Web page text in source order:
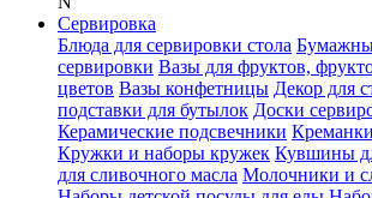
Сервировка
Блюда для сервировки стола
сервировки Вазы для фруктов,
цветов Вазы конфетницы Декор для
подставки для бутылок Доски
Керамические подсвечники
Кружки и наборы кружек Кувшины
для сливочного масла Молочники и